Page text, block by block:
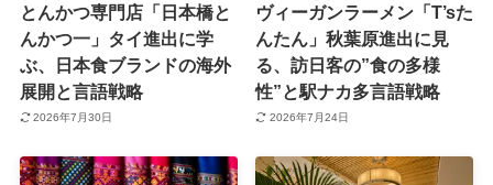
とんかつ専門店「日本橋と
んかつ一」タイ進出に学
ぶ、日本食ブランドの海外
展開と言語戦略
2026年7月30日
ヴィーガンラーメン「T’sた
んたん」秋葉原進出に見
る、訪日客の”食の多様
性”と駅ナカ多言語戦略
2026年7月24日